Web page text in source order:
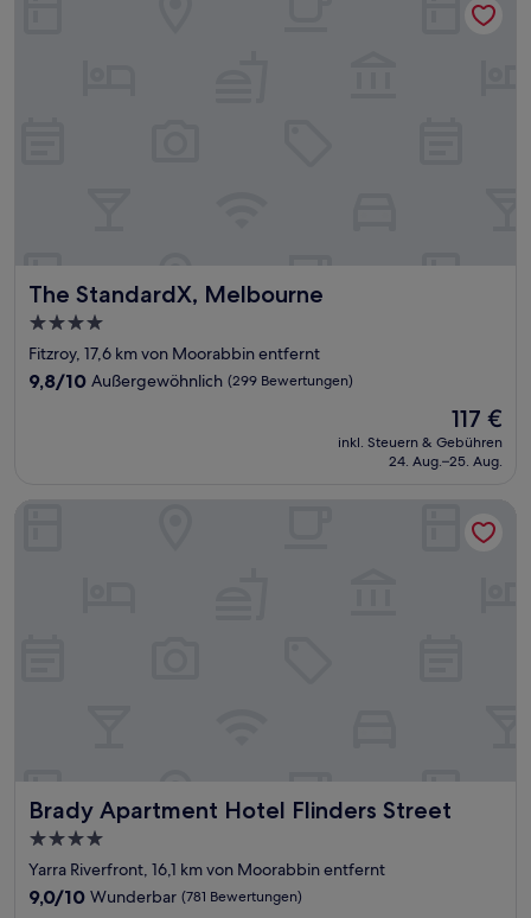
The StandardX, Melbourne
The StandardX, Melbourne
4.0-
Sterne-
Unterkunft
Fitzroy, 17,6 km von Moorabbin entfernt
9.8
9,8/10 Außergewöhnlich (299 Bewertungen)
Der
Preis
beträgt
117 €
inkl. Steuern & Gebühren
24. Aug.–25. Aug.
Brady Apartment Hotel Flinders Street
Brady Apartment Hotel Flinders Street
4.0-
Sterne-
Unterkunft
Yarra Riverfront, 16,1 km von Moorabbin entfernt
9.0
9,0/10 Wunderbar (781 Bewertungen)
Brady Apartment Hotel Flinders Street